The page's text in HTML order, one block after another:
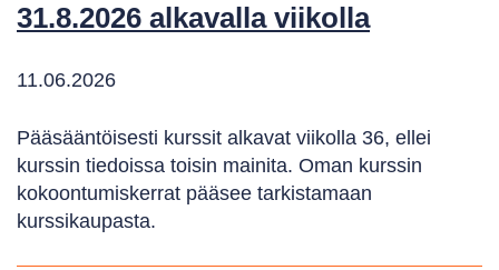
31.8.2026 alkavalla viikolla
11.06.2026
Pääsääntöisesti kurssit alkavat viikolla 36, ellei
kurssin tiedoissa toisin mainita. Oman kurssin
kokoontumiskerrat pääsee tarkistamaan
kurssikaupasta.